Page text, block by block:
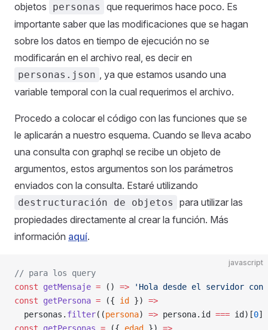
objetos
personas
que requerimos hace poco. Es
importante saber que las modificaciones que se hagan
sobre los datos en tiempo de ejecución no se
modificarán en el archivo real, es decir en
personas.json , ya que estamos usando una
variable temporal con la cual requerimos el archivo.
Procedo a colocar el código con las funciones que se
le aplicarán a nuestro esquema. Cuando se lleva acabo
una consulta con graphql se recibe un objeto de
argumentos, estos argumentos son los parámetros
enviados con la consulta. Estaré utilizando
destructuración de objetos
para utilizar las
propiedades directamente al crear la función. Más
información aquí.
javascript
// para los query
const getMensaje = () => 'Hola desde el servidor con
const getPersona = ({ id }) =>
  personas.
filter((persona) => persona.id === id)[0]